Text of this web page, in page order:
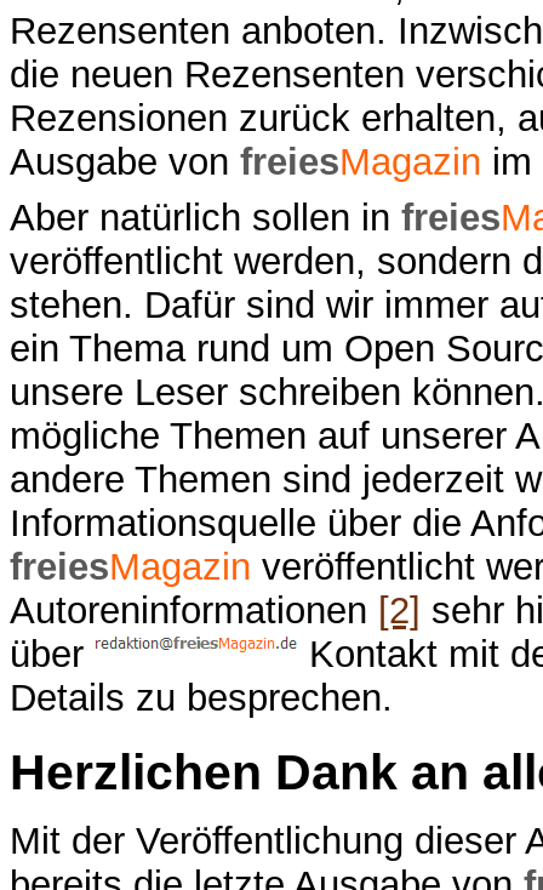
Rezensenten anboten.
die neuen Rezensenten
Rezensionen zurück erhalten,
Ausgabe von freiesMagazin im
Aber natürlich sollen in freies
veröffentlicht werden, sondern
stehen. Dafür sind wir immer
ein Thema rund um Open
unsere Leser schreiben
mögliche Themen auf unserer
andere Themen sind jederzeit
Informationsquelle über die
freiesMagazin veröffentlicht
Autoreninformationen [2] sehr
über
Kontakt mit
Details zu besprechen.
Herzlichen Dank an
Mit der Veröffentlichung dieser